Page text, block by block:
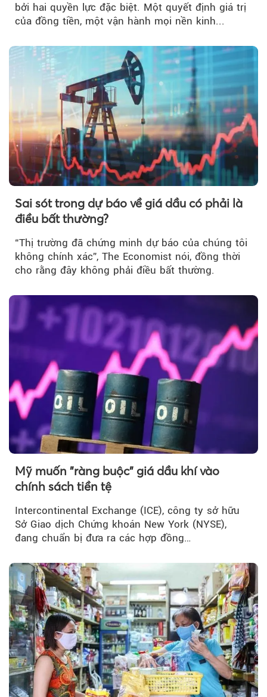
bởi hai quyền lực đặc biệt. Một quyết định giá trị
của đồng tiền, một vận hành mọi nền kinh...
Sai sót trong dự báo về giá dầu có phải là
điều bất thường?
“Thị trường đã chứng minh dự báo của chúng tôi
không chính xác”, The Economist nói, đồng thời
cho rằng đây không phải điều bất thường.
Mỹ muốn "ràng buộc" giá dầu khí vào
chính sách tiền tệ
Intercontinental Exchange (ICE), công ty sở hữu
Sở Giao dịch Chứng khoán New York (NYSE),
đang chuẩn bị đưa ra các hợp đồng…